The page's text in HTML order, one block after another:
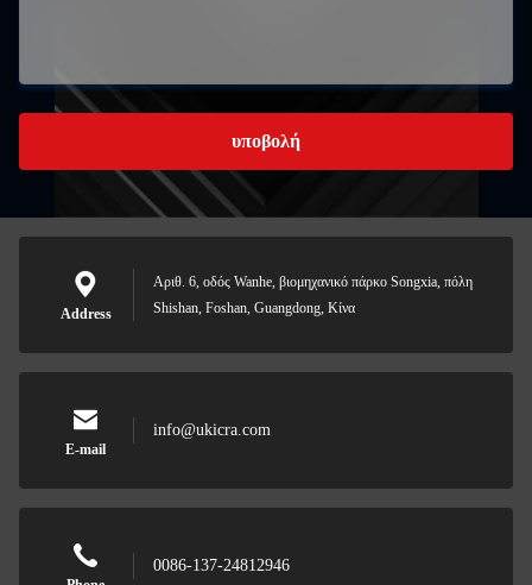
υποβολή
Address
Αριθ. 6, οδός Wanhe, βιομηχανικό πάρκο Songxia, πόλη
Shishan, Foshan, Guangdong, Κίνα
E-mail
info@ukicra.com
0086-137-24812946